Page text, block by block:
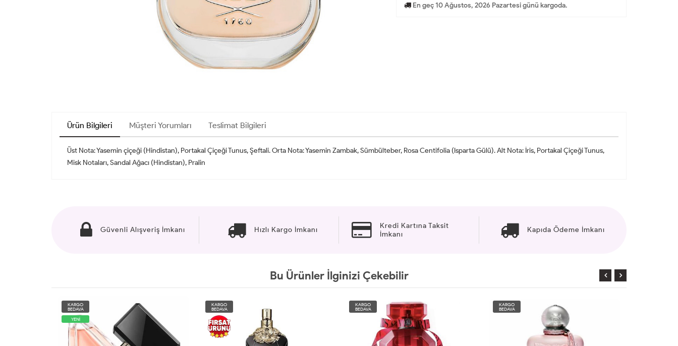
En geç 10 Ağustos, 2026 Pazartesi günü kargoda.
Ürün Bilgileri Müşteri Yorumları Teslimat Bilgileri
Üst Nota: Yasemin çiçeği (Hindistan), Portakal Çiçeği Tunus, Şeftali. Orta Nota: Yasemin Zambak, Sümbülteber, Rosa Centifolia (Isparta Gülü). Alt Nota: İris, Portakal Çiçeği Tunus,
Misk Notaları, Sandal Ağacı (Hindistan), Pralin
Güvenli Alışveriş İmkanı Hızlı Kargo İmkanı
Kredi Kartına Taksit
İmkanı
Kapıda Ödeme İmkanı
Bu Ürünler İlginizi Çekebilir
KARGO
BEDAVA
KARGO
BEDAVA
KARGO
BEDAVA
KARGO
BEDAVA